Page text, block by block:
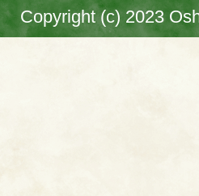
Copyright (c) 2023